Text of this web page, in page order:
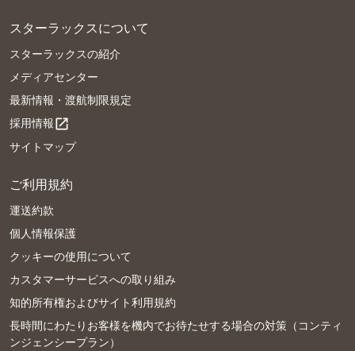
スターラックスについて
スターラックスの紹介
メディアセンター
最新情報・渡航制限規定
採用情報open_in_new
サイトマップ
ご利用規約
運送約款
個人情報保護
クッキーの使用について
カスタマーサービスへの取り組み
知的所有権およびサイト利用規約
長時間にわたりお客様を機内でお待たせする場合の対策（コンティ
ンジェンシープラン）